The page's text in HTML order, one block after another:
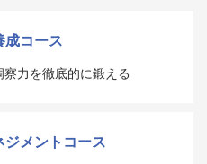
成コース
力を徹底的に鍛える
ジメントコース